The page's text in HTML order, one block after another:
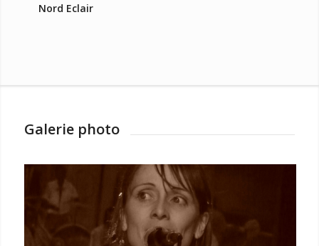
Nord Eclair
Galerie photo